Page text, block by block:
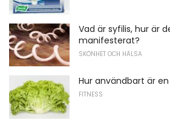
Vad är syfilis, hur är
manifesterat?
SKÖNHET OCH HÄLSA
Hur användbart är
FITNESS